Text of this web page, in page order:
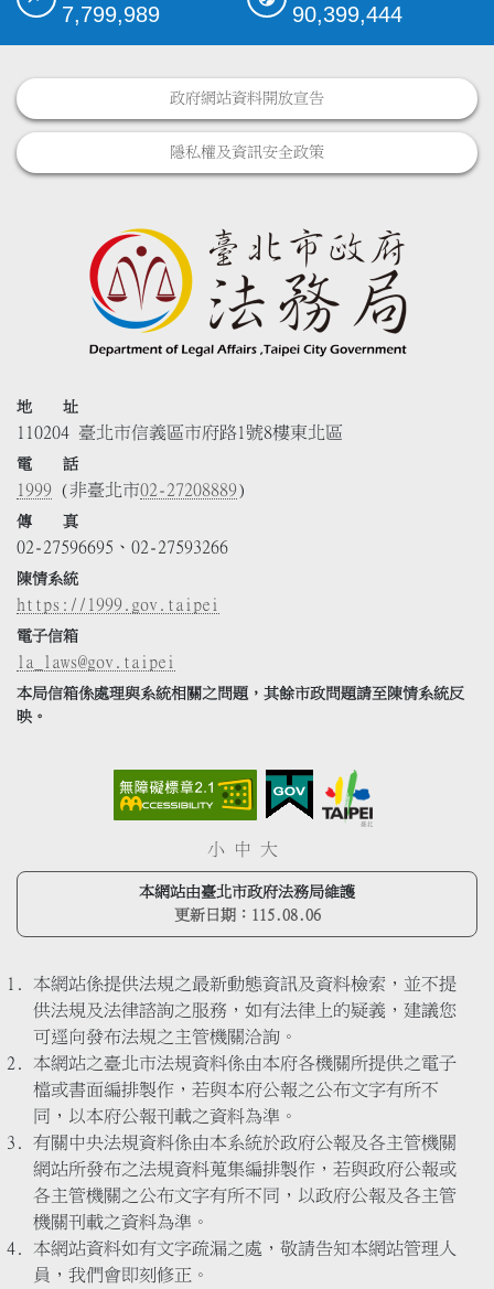
7,799,989 90,399,444
政府網站資料開放宣告
隱私權及資訊安全政策
地 址
110204 臺北市信義區市府路1號8樓東北區
電 話
1999 (非臺北市02-27208889)
傳 真
02-27596695、02-27593266
陳情系統
https://1999.gov.taipei
電子信箱
la_laws@gov.taipei
本局信箱係處理與系統相關之問題，其餘市政問題請至陳情系統反
映。
小 中 大
本網站由臺北市政府法務局維護
更新日期： 115.08.06
本網站係提供法規之最新動態資訊及資料檢索，並不提
供法規及法律諮詢之服務，如有法律上的疑義，建議您
可逕向發布法規之主管機關洽詢。
本網站之臺北市法規資料係由本府各機關所提供之電子
檔或書面編排製作，若與本府公報之公布文字有所不
同，以本府公報刊載之資料為準。
有關中央法規資料係由本系統於政府公報及各主管機關
網站所發布之法規資料蒐集編排製作，若與政府公報或
各主管機關之公布文字有所不同，以政府公報及各主管
機關刊載之資料為準。
本網站資料如有文字疏漏之處，敬請告知本網站管理人
員，我們會即刻修正。